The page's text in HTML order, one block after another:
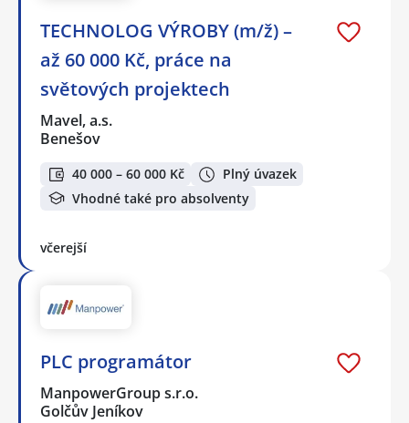
TECHNOLOG VÝROBY (m/ž) –
až 60 000 Kč, práce na
světových projektech
Mavel, a.s.
Benešov
40 000 – 60 000 Kč
Plný úvazek
Vhodné také pro absolventy
včerejší
PLC programátor
ManpowerGroup s.r.o.
Golčův Jeníkov